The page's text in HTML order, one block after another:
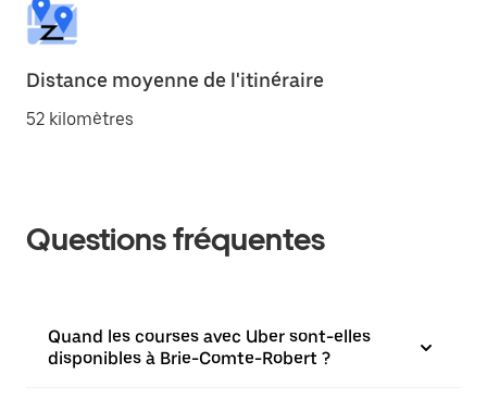
Distance moyenne de l'itinéraire
52 kilomètres
Questions fréquentes
Quand les courses avec Uber sont-elles
disponibles à Brie-Comte-Robert ?